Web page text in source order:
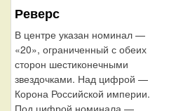
Реверс
В центре указан номинал —
«20», ограниченный с обеих
сторон шестиконечными
звездочками. Над цифрой —
Корона Российской империи.
Под цифрой номинала —